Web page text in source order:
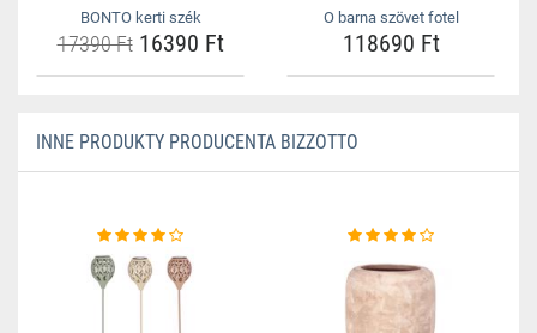
BONTO kerti szék
17390 Ft16390 Ft
O barna szövet fotel
118690 Ft
INNE PRODUKTY PRODUCENTA BIZZOTTO